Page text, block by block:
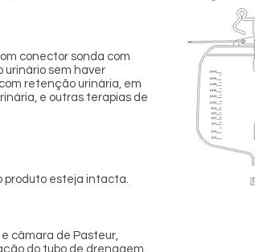
conector sonda com
sem haver
retenção urinária, em
e outras terapias de
produto esteja intacta.
câmara de Pasteur,
do tubo de drenagem.